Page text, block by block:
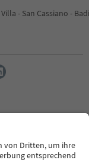
Villa - San Cassiano -
Privacy Policy
Cookie Policy